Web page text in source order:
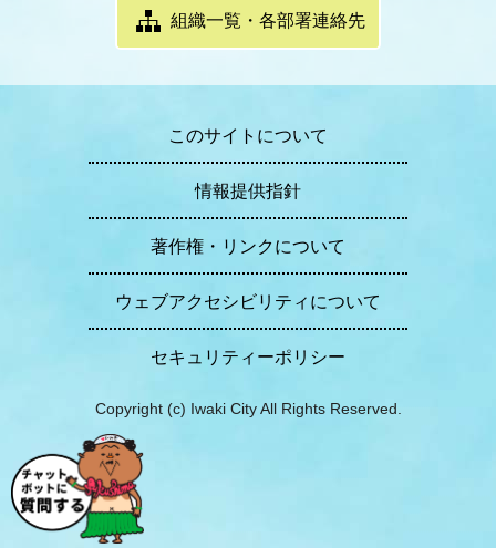
組織一覧・各部署連絡先
このサイトについて
情報提供指針
著作権・リンクについて
ウェブアクセシビリティについて
セキュリティーポリシー
Copyright (c) Iwaki City All Rights Reserved.